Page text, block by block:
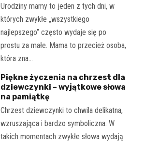
Urodziny mamy to jeden z tych dni, w
których zwykłe „wszystkiego
najlepszego” często wydaje się po
prostu za małe. Mama to przecież osoba,
która zna…
Piękne życzenia na chrzest dla
dziewczynki – wyjątkowe słowa
na pamiątkę
Chrzest dziewczynki to chwila delikatna,
wzruszająca i bardzo symboliczna. W
takich momentach zwykłe słowa wydają